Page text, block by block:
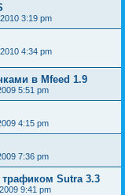
3:19 pm
4:34 pm
в Mfeed 1.9
5:51 pm
4:15 pm
7:36 pm
Sutra 3.3
9:41 pm